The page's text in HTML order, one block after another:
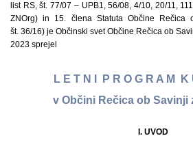
list RS, št. 77/07 – UPB1, 56/08, 4/10, 20/11,
ZNOrg) in 15. člena Statuta Občine Rečica
št. 36/16) je Občinski svet Občine Rečica ob
2023 sprejel
L E T N I P R O G R A M K
v Občini Rečica ob Savinji
I. UVOD